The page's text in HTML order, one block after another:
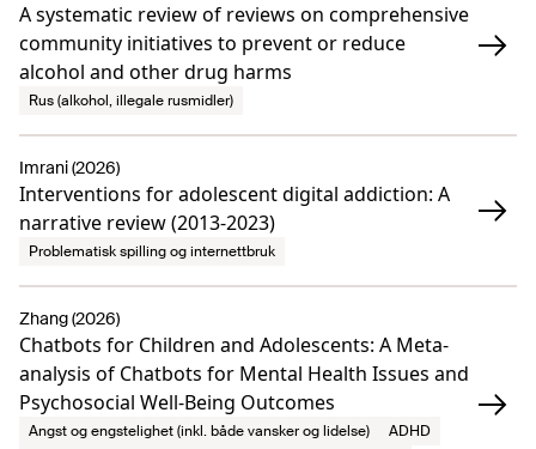
A systematic review of reviews on comprehensive
community initiatives to prevent or reduce
alcohol and other drug harms
Rus (alkohol, illegale rusmidler)
Interventions for adolescent digital addiction: A
narrative review (2013-2023)
Imrani (2026)
Problematisk spilling og internettbruk
Chatbots for Children and Adolescents: A Meta-
analysis of Chatbots for Mental Health Issues and
Psychosocial Well-Being Outcomes
Zhang (2026)
Angst og engstelighet (inkl. både vansker og lidelse)
ADHD